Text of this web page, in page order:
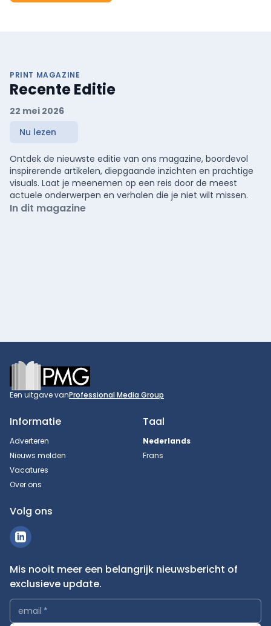
PRINT MAGAZINE
Recente Editie
22 mei 2026
Nu lezen
Ontdek de nieuwste editie van ons magazine, boordevol
inspirerende artikelen, diepgaande inzichten en prachtige
visuals. Laat je meenemen op een reis door de meest
actuele onderwerpen en verhalen die je niet wilt missen.
In dit magazine
Footer
Een uitgave vanProfessional Media Group
Informatie
Adverteren
Nieuws melden
Vacatures
Over ons
Taal
Nederlands
Frans
Volg ons
Mis nooit meer een belangrijk nieuwsbericht of
exclusieve update.
email *